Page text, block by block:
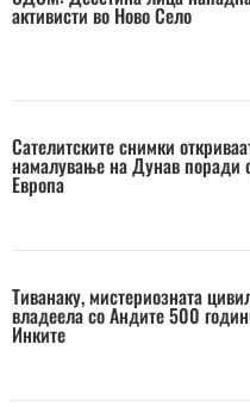
активисти во Ново Село
Сателитските снимки
намалување на Дунав поради
Европа
Тиванаку, мистериозната
владеела со Андите 500
Инките